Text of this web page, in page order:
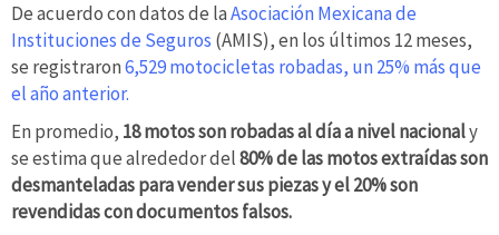
De acuerdo con datos de laAsociación Mexicana de
Instituciones de Seguros (AMIS), en los últimos 12 meses,
se registraron6,529 motocicletas robadas, un 25% más que
el año anterior.
En promedio, 18 motos son robadas al día a nivel nacionaly
se estima que alrededor del80% de las motos extraídas son
desmanteladas para vender sus piezas y el 20% son
revendidas con documentos falsos.